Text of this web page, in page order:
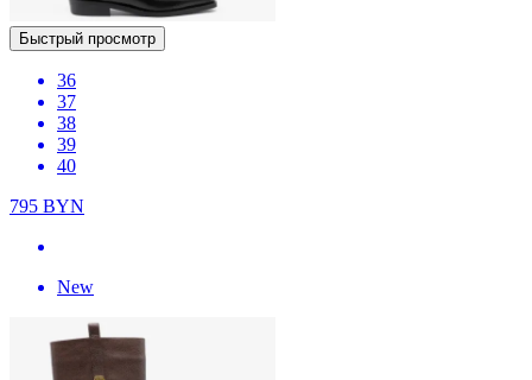
Быстрый просмотр
36
37
38
39
40
795 BYN
New